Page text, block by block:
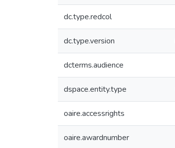
dc.type.redcol
dc.type.version
dcterms.audience
dspace.entity.type
oaire.accessrights
oaire.awardnumber